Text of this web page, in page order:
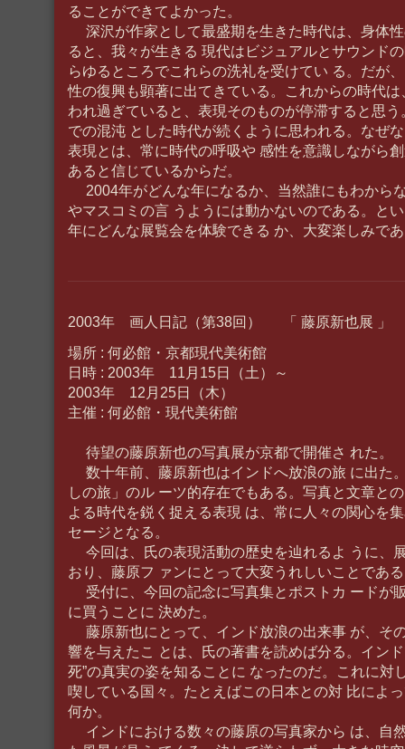
ることができてよかった。
深沢が作家として最盛期を生きた時代は、身体
ると、我々が生きる 現代はビジュアルとサウンド
らゆるところでこれらの洗礼を受けてい る。だが
性の復興も顕著に出てきている。これからの時代
われ過ぎていると、表現そのものが停滞すると思
での混沌 とした時代が続くように思われる。なぜ
表現とは、常に時代の呼吸や 感性を意識しながら
あると信じているからだ。
2004年がどんな年になるか、当然誰にもわから
やマスコミの言 うようには動かないのである。と
年にどんな展覧会を体験できる か、大変楽しみで
2003年 画人日記（第38回） 「 藤原新也展 」
場所 : 何必館・京都現代美術館
日時 : 2003年 11月15日（土）～
2003年 12月25日（木）
主催 : 何必館・現代美術館
待望の藤原新也の写真展が京都で開催さ れた。
数十年前、藤原新也はインドへ放浪の旅 に出た
しの旅」のル ーツ的存在でもある。写真と文章と
よる時代を鋭く捉える表現 は、常に人々の関心を
セージとなる。
今回は、氏の表現活動の歴史を辿れるよ うに、
おり、藤原フ ァンにとって大変うれしいことであ
受付に、今回の記念に写真集とポストカ ードが
に買うことに 決めた。
藤原新也にとって、インド放浪の出来事 が、そ
響を与えたこ とは、氏の著書を読めば分る。イン
死”の真実の姿を知ることに なったのだ。これに対
喫している国々。たとえばこの日本との対 比によ
何か。
インドにおける数々の藤原の写真家から は、自